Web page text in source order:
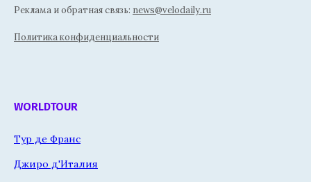
Реклама и обратная связь: news@velodaily.ru
Политика конфиденциальности
WORLDTOUR
Тур де Франс
Джиро д'Италия